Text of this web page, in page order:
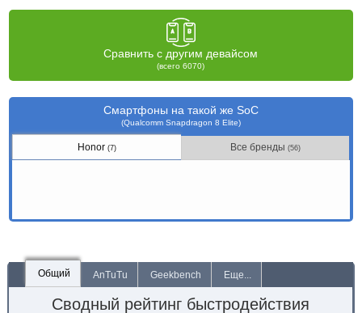
Сравнить с другим девайсом
(всего 6070)
Смартфоны на такой же SoC
(Qualcomm Snapdragon 8 Elite)
Honor(7) Все бренды(56)
Общий AnTuTu Geekbench Еще...
Сводный рейтинг быстродействия